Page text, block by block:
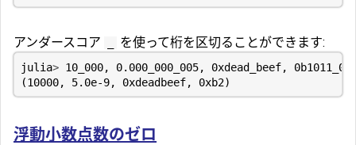
アンダースコア を使って桁を区切ることができます:
julia> 10_000, 0.000_000_005, 0xdead_beef,
(10000, 5.0e-9, 0xdeadbeef, 0xb2)
浮動小数点数のゼロ